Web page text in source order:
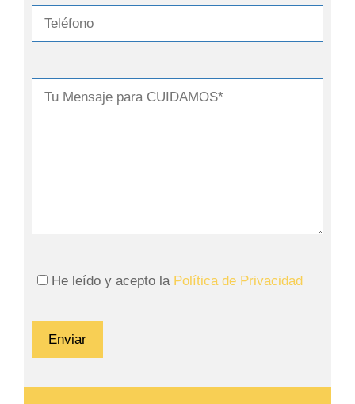
He leído y acepto la Política de Privacidad